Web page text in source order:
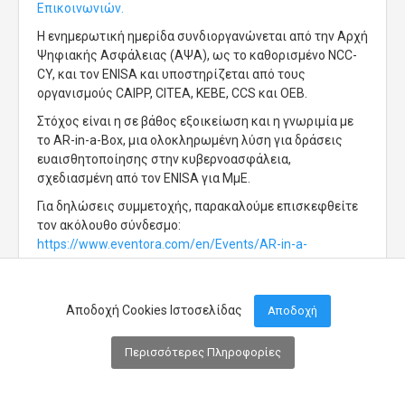
Αποδοχή Cookies Ιστοσελίδας Αποδοχή
Περισσότερες Πληροφορίες
Επικοινωνιών.
Η ενημερωτική ημερίδα συνδιοργανώνεται από την Αρχή
Ψηφιακής Ασφάλειας (ΑΨΑ), ως το καθορισμένο NCC-
CY, και τον ENISA και υποστηρίζεται από τους
οργανισμούς CAIPP, CITEA, ΚΕΒΕ, CCS και ΟΕΒ.
Στόχος είναι η σε βάθος εξοικείωση και η γνωριμία με
το AR-in-a-Box, μια ολοκληρωμένη λύση για δράσεις
ευαισθητοποίησης στην κυβερνοασφάλεια,
σχεδιασμένη από τον ENISA για ΜμΕ.
Για δηλώσεις συμμετοχής, παρακαλούμε επισκεφθείτε
τον ακόλουθο σύνδεσμο:
https://www.eventora.com/en/Events/AR-in-a-
Box_SMEs
Μενού